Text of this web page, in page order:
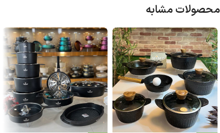
محصولات مشابه